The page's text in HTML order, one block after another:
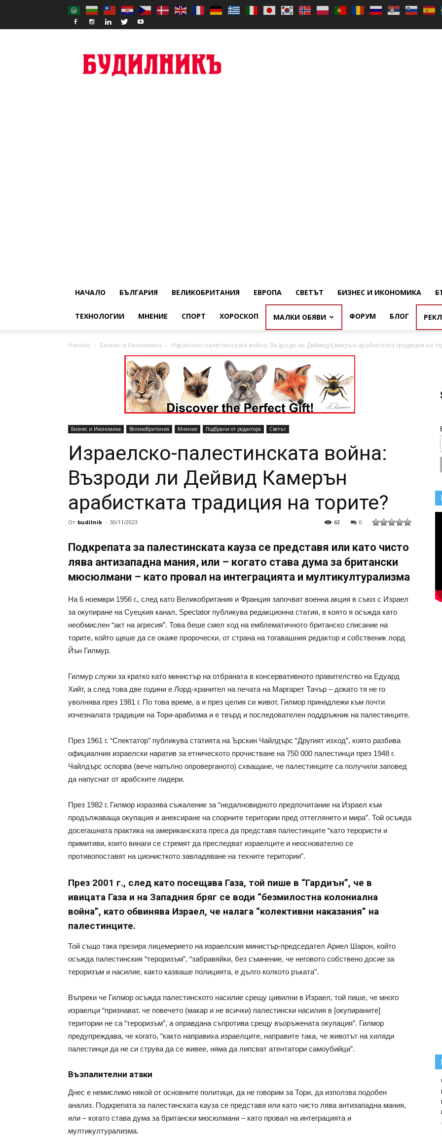
НАЧАЛО БЪЛГАРИЯ ВЕЛИКОБРИТАНИЯ ЕВРОПА СВЕТЪТ БИЗНЕС И ИКОНОМИКА
ТЕХНОЛОГИИ МНЕНИЕ СПОРТ ХОРОСКОП МАЛКИ ОБЯВИ ФОРУМ БЛОГ
Начало Бизнес и Икономика Израелско-палестинската война: Възроди ли Дейвид Камерън арабистката традиция на
Бизнес и Икономика Великобритания Мнение Подбрани от редактора Светът
Израелско-палестинската война:
Възроди ли Дейвид Камерън
арабистката традиция на торите?
От budilnik - 30/11/2023 0
63
Подкрепата за палестинската кауза се представя или като чисто
лява антизападна мания, или – когато става дума за британски
мюсюлмани – като провал на интеграцията и мултикултурализма
На 6 ноември 1956 г., след като Великобритания и Франция започват военна акция в съюз с Израел
за окупиране на Суецкия канал, Spectator публикува редакционна статия, в която я осъжда като
необмислен “акт на агресия”. Това беше смел ход на емблематичното британско списание на
торите, който щеше да се окаже пророчески, от страна на тогавашния редактор и собственик лорд
Йън Гилмур.
Гилмур служи за кратко като министър на отбраната в консервативното правителство на Едуард
Хийт, а след това две години е Лорд-хранител на печата на Маргарет Тачър – докато тя не го
уволнява през 1981 г. По това време, а и през целия си живот, Гилмор принадлежи към почти
изчезналата традиция на Тори-арабизма и е твърд и последователен поддръжник на палестинците.
През 1961 г. “Спектатор” публикува статията на Ърскин Чайлдърс “Другият изход”, която разбива
официалния израелски наратив за етническото прочистване на 750 000 палестинци през 1948 г.
Чайлдърс оспорва (вече напълно опроверганото) схващане, че палестинците са получили заповед
да напуснат от арабските лидери.
През 1982 г. Гилмор изразява съжаление за “недалновидното предпочитание на Израел към
продължаваща окупация и анексиране на спорните територии пред оттеглянето и мира”. Той осъжда
досегашната практика на американската преса да представя палестинците “като терористи и
примитиви, които винаги се стремят да преследват израелците и неоснователно се
противопоставят на ционисткото завладяване на техните територии”.
През 2001 г., след като посещава Газа, той пише в “Гардиън”, че в
ивицата Газа и на Западния бряг се води “безмилостна колониална
война”, като обвинява Израел, че налага “колективни наказания” на
палестинците.
Той също така презира лицемерието на израелския министър-председател Ариел Шарон, който
осъжда палестинския “тероризъм”, “забравяйки, без съмнение, че неговото собствено досие за
тероризъм и насилие, както казваше полицията, е дълго колкото ръката”.
Въпреки че Гилмор осъжда палестинското насилие срещу цивилни в Израел, той пише, че много
израелци “признават, че повечето (макар и не всички) палестински насилия в [окупираните]
територии не са “тероризъм”, а оправдана съпротива срещу въоръжената окупация”. Гилмор
предупреждава, че когато, “както направиха израелците, направите така, че животът на хиляди
палестинци да не си струва да се живее, няма да липсват атентатори самоубийци”.
Възпалителни атаки
Днес е немислимо някой от основните политици, да не говорим за Тори, да използва подобен
анализ. Подкрепата за палестинската кауза се представя или като чисто лява антизападна мания,
или – когато става дума за британски мюсюлмани – като провал на интеграцията и
мултикултурализма.